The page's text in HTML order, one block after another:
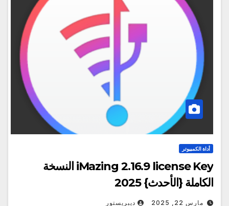
أداة الكمبيوتر
iMazing 2.16.9 license Key النسخة
الكاملة {الأحدث} 2025
مارس 22, 2025 ديبريستور